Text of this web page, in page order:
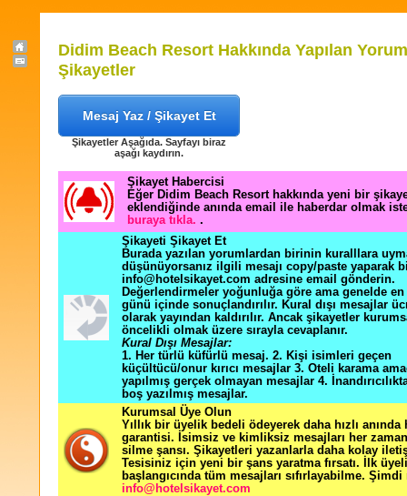
Didim Beach Resort Hakkında Yapılan
Şikayetler
Mesaj Yaz / Şikayet Et
Şikayetler Aşağıda. Sayfayı biraz
aşağı kaydırın.
Şikayet Habercisi
Eğer Didim Beach Resort hakkında yeni bir
eklendiğinde anında email ile haberdar olmak
buraya tıkla. .
Şikayeti Şikayet Et
Burada yazılan yorumlardan birinin kuralllara
düşünüyorsanız ilgili mesajı copy/paste yaparak
info@hotelsikayet.com adresine email gönderin.
Değerlendirmeler yoğunluğa göre ama genelde
günü içinde sonuçlandırılır. Kural dışı mesajlar
olarak yayından kaldırılır. Ancak şikayetler
öncelikli olmak üzere sırayla cevaplanır.
Kural Dışı Mesajlar:
1. Her türlü küfürlü mesaj. 2. Kişi isimleri geçen
küçültücü/onur kırıcı mesajlar 3. Oteli karama
yapılmış gerçek olmayan mesajlar 4.
boş yazılmış mesajlar.
Kurumsal Üye Olun
Yıllık bir üyelik bedeli ödeyerek daha hızlı
garantisi. İsimsiz ve kimliksiz mesajları her zaman
silme şansı. Şikayetleri yazanlarla daha kolay
Tesisiniz için yeni bir şans yaratma fırsatı. İlk
başlangıcında tüm mesajları sıfırlayabilme. Şimdi
info@hotelsikayet.com